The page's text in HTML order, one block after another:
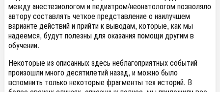
между анестезиологом и педиатром/неонатологом позволяло
автору составлять четкое представление о наилучшем
варианте действий и прийти к выводам, которые, как мы
надеемся, будут полезны для оказания помощи другим в
обучении.
Некоторые из описанных здесь неблагоприятных событий
произошли много десятилетий назад, и можно было
вспомнить только некоторые фрагменты тех историй. В